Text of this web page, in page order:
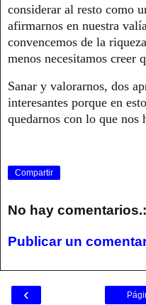
considerar al resto como
afirmarnos en nuestra
convencemos de la
menos necesitamos creer
Sanar y valorarnos, dos
interesantes porque en
quedarnos con lo que nos
Compartir
No hay comentarios.:
Publicar un
‹